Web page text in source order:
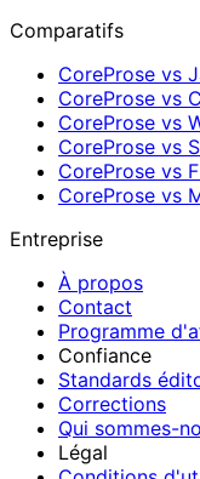
Comparatifs
CoreProse vs
CoreProse vs
CoreProse vs
CoreProse vs
CoreProse vs
CoreProse vs
Entreprise
À propos
Contact
Programme
Confiance
Standards
Corrections
Qui sommes-
Légal